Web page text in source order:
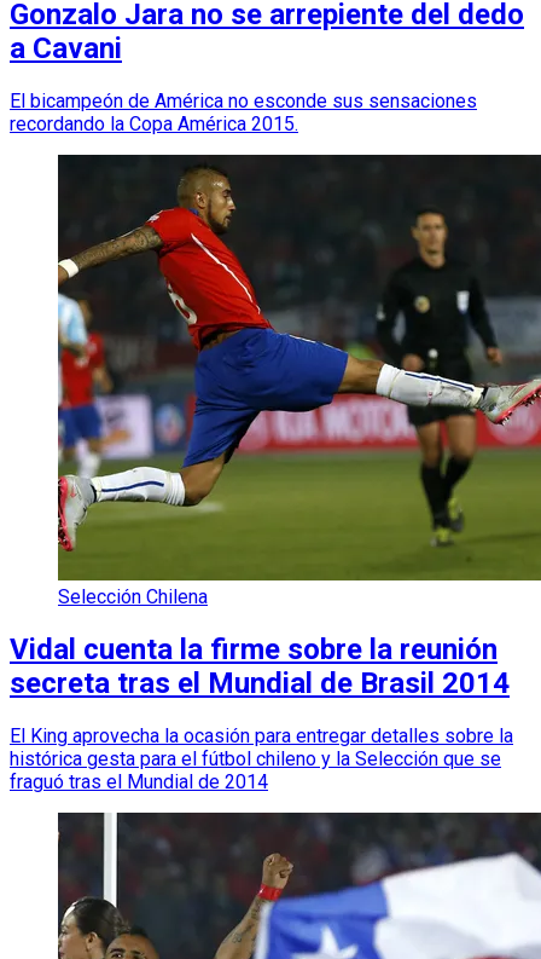
Gonzalo Jara no se arrepiente del dedo
a Cavani
El bicampeón de América no esconde sus sensaciones
recordando la Copa América 2015.
Selección Chilena
Vidal cuenta la firme sobre la reunión
secreta tras el Mundial de Brasil 2014
El King aprovecha la ocasión para entregar detalles sobre la
histórica gesta para el fútbol chileno y la Selección que se
fraguó tras el Mundial de 2014